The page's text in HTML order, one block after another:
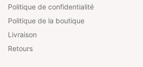
Politique de confidentialité
Politique de la boutique
Livraison
Retours